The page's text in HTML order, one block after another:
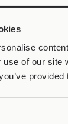
use of our